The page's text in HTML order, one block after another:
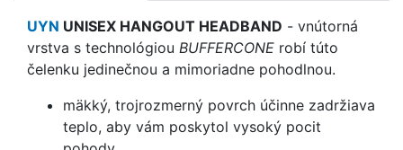
UYN UNISEX HANGOUT HEADBAND - vnútorná
vrstva s technológiou BUFFERCONE robí túto
čelenku jedinečnou a mimoriadne pohodlnou.
mäkký, trojrozmerný povrch účinne zadržiava
teplo, aby vám poskytol vysoký pocit